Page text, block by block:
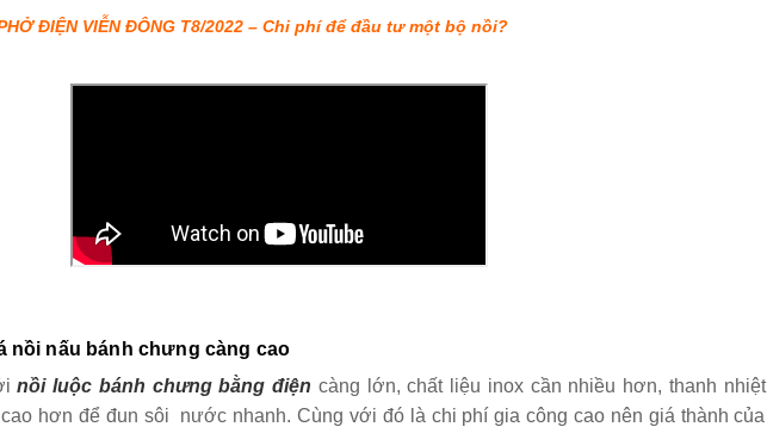
ĐIỆN VIỄN ĐÔNG T8/2022 – Chi phí để đầu tư một bộ nồi?
nồi nấu bánh chưng càng cao
nồi luộc bánh chưng bằng điện càng lớn, chất liệu inox cần nhiều hơn, thanh nhiệt
hơn để đun sôi nước nhanh. Cùng với đó là chi phí gia công cao nên giá thành của